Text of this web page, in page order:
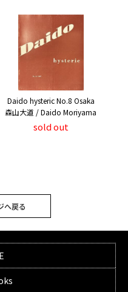
Daido hysteric No.8 Osaka
森山大道 / Daido Moriyama
sold out
へ戻る